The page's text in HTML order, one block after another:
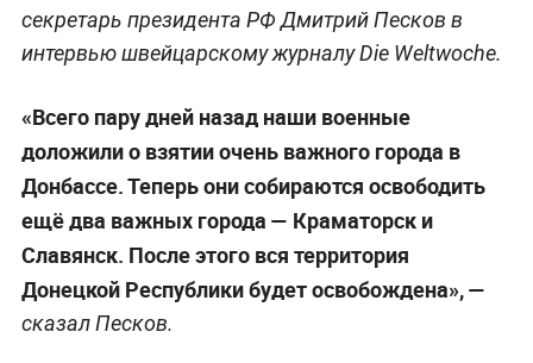
секретарь президента РФ Дмитрий Песков в
интервью швейцарскому журналу Die Weltwoche.
«Всего пару дней назад наши военные
доложили о взятии очень важного города в
Донбассе. Теперь они собираются освободить
ещё два важных города — Краматорск и
Славянск. После этого вся территория
Донецкой Республики будет освобождена», —
сказал Песков.